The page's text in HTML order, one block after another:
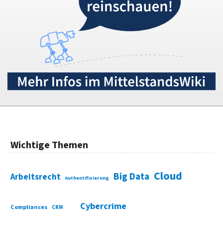
Wichtige Themen
Arbeitsrecht Authentifizierung Big Data Cloud
Compliances CRM Cybercrime